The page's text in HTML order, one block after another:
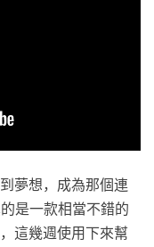
夢想，成為那個連
是一款相當不錯的
這幾週使用下來幫